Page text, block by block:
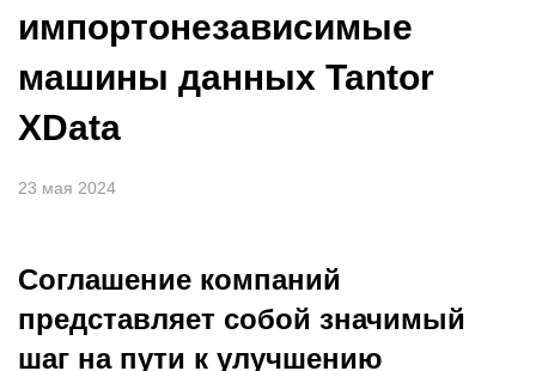
импортонезависимые
машины данных Tantor
XData
23 мая 2024
Соглашение компаний
представляет собой значимый
шаг на пути к улучшению